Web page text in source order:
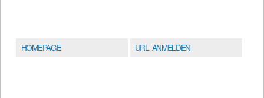
HOMEPAGE URL ANMELDEN